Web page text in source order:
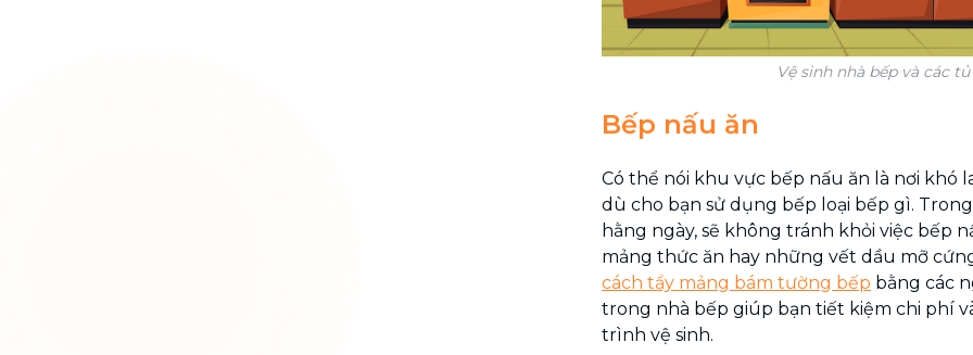
Vệ sinh nhà bếp và các tủ
Bếp nấu ăn
Có thể nói khu vực bếp nấu ăn là nơi khó
dù cho bạn sử dụng bếp loại bếp gì.
hằng ngày, sẽ không tránh khỏi việc bếp
mảng thức ăn hay những vết dầu mỡ
cách tẩy mảng bám tường bếp bằng các
trong nhà bếp giúp bạn tiết kiệm chi phí
trình vệ sinh.